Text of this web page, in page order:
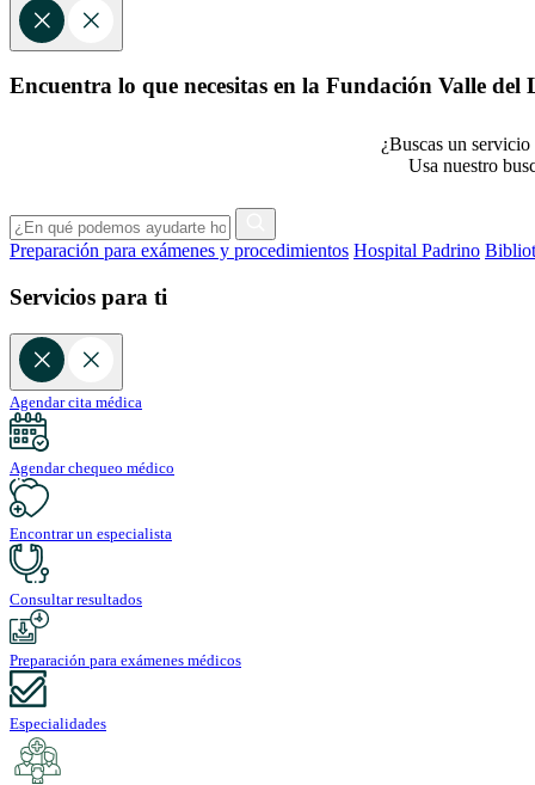
Encuentra lo que necesitas en la Fundación Valle del
¿Buscas un
Usa nuestro
Preparación para exámenes y procedimientos Hospital Padrino
Servicios para ti
Agendar cita médica
Agendar chequeo médico
Encontrar un especialista
Consultar resultados
Preparación para exámenes médicos
Especialidades